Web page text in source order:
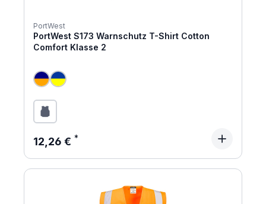
PortWest
PortWest S173 Warnschutz T-Shirt Cotton
Comfort Klasse 2
Regulärer Preis:
12,26 €